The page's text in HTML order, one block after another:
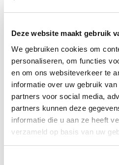
Deze website maakt gebruik
We gebruiken cookies om
personaliseren, om functies
en om ons websiteverkeer te
informatie over uw gebruik
partners voor social media,
partners kunnen deze
informatie die u aan ze heeft
verzameld op basis van uw
GASFEDERHÖHE
BODENKONTAKT
FUSSRING ?